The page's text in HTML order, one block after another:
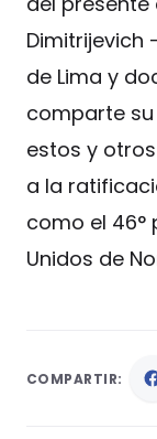
Dimitrijevich
de Lima y
comparte
estos y
a la
como el 46°
Unidos de
COMPARTIR: